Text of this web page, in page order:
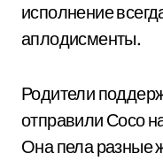
исполнение
аплодисменты.
Родители
отправили Сосо
Она пела разные